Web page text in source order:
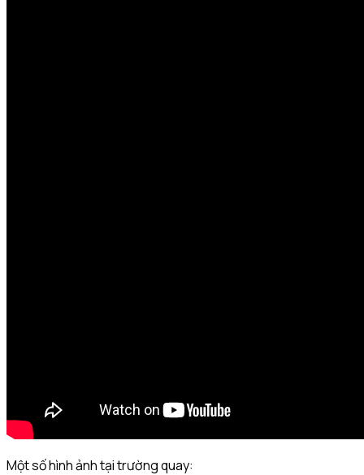
Một số hình ảnh tại trường quay: